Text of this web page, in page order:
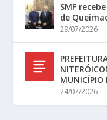
SMF
de
29/07/2026
MUNICÍPIO
24/07/2026